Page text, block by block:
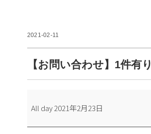
2021-02-11
【お問い合わせ】1件有り
問
い
All day2021年2月23日